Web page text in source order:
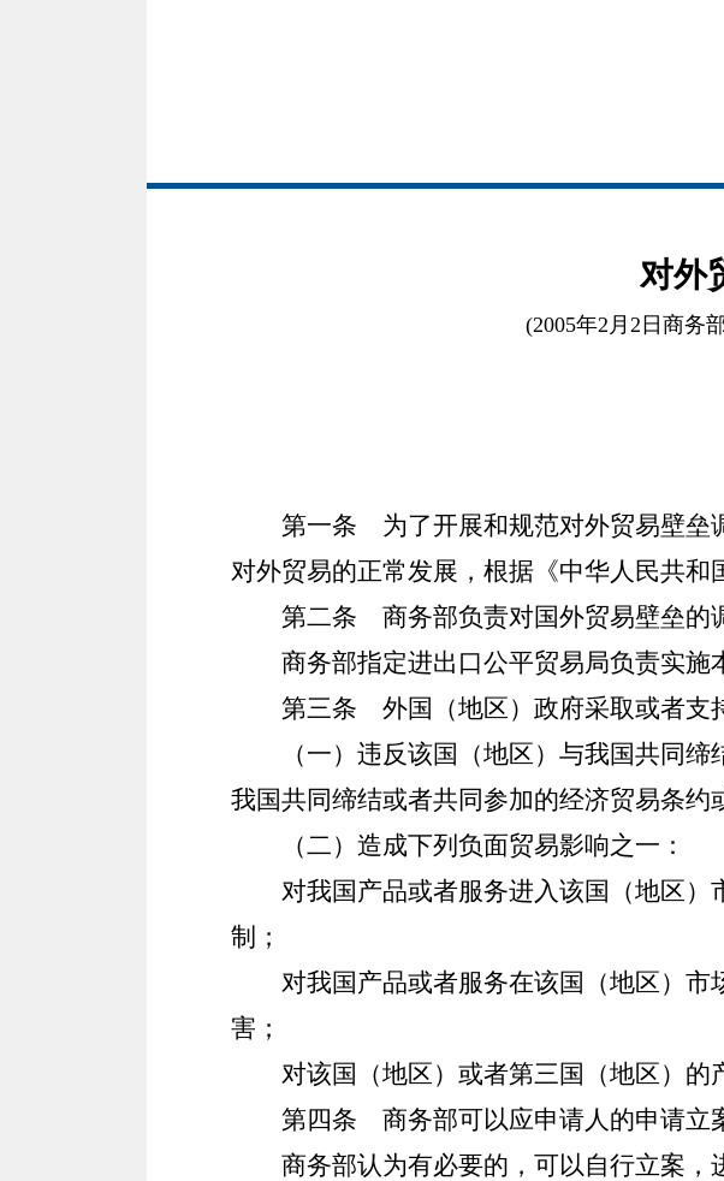
对外
(2005年2月2日商务
第一条 为了开展和规范对外贸易壁垒
对外贸易的正常发展，根据《中华人民共和
第二条 商务部负责对国外贸易壁垒的
商务部指定进出口公平贸易局负责实施
第三条 外国（地区）政府采取或者支
（一）违反该国（地区）与我国共同
我国共同缔结或者共同参加的经济贸易条约
（二）造成下列负面贸易影响之一：
对我国产品或者服务进入该国（地区
制；
对我国产品或者服务在该国（地区）
害；
对该国（地区）或者第三国（地区）的
第四条 商务部可以应申请人的申请立
商务部认为有必要的，可以自行立案，